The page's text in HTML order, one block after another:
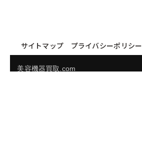
サイトマップ プライバシーポリシー
美容機器買取.com